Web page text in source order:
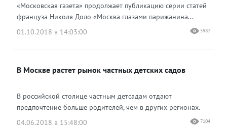
«Московская газета» продолжает публикацию серии статей
француза Николя Доло «Москва глазами парижанина...
01.10.2018 в 14:03:00
5987
В Москве растет рынок частных детских садов
В российской столице частным детсадам отдают
предпочтение больше родителей, чем в других регионах.
04.06.2018 в 15:48:00
7104